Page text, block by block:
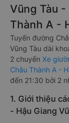
Vũng Tàu -
Thành A -
Tuyến đường
Vũng Tàu dài
2 chuyến Xe
Châu Thành A -
đến 21:30 bởi 2
1. Giới thiệu
- Hậu Giang